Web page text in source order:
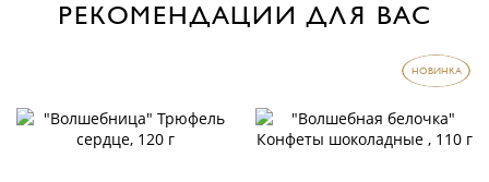
РЕКОМЕНДАЦИИ ДЛЯ ВАС
НОВИНКА